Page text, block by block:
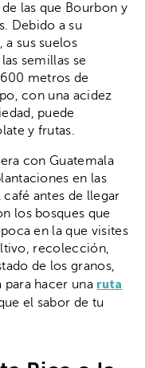
las que Bourbon y
Debido a su
sus suelos
semillas se
metros de
con una acidez
puede
y frutas.
con Guatemala
en las
antes de llegar
los bosques que
en la que visites
recolección,
de los granos,
para hacer una ruta
el sabor de tu